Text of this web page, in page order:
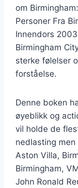
om
Personer Fra
Innendors
Birmingham
sterke følelser
forståelse.
Denne boken
øyeblikk og
vil holde de
nedlasting
Aston Villa,
Birmingham,
John Ronald